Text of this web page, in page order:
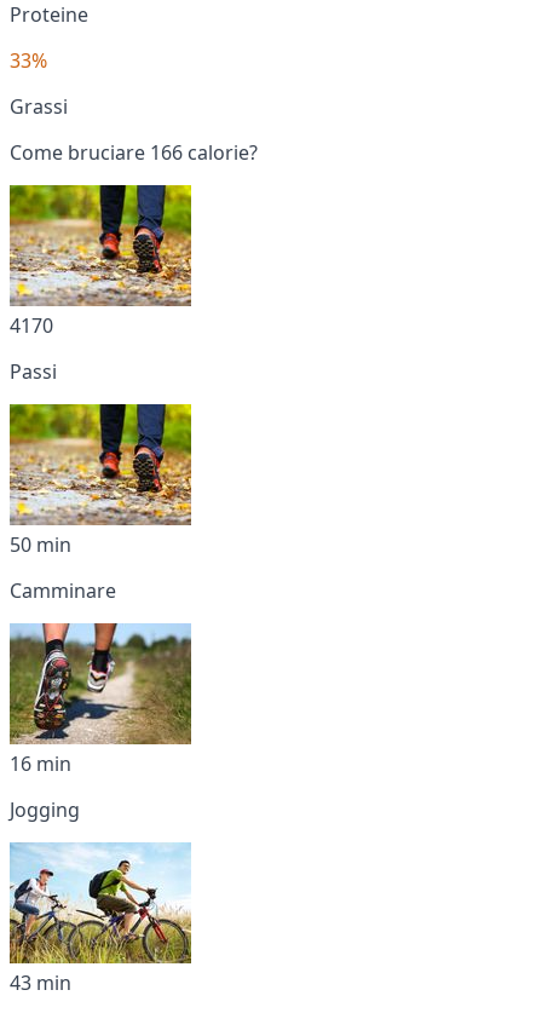
Proteine
33%
Grassi
Come bruciare 166 calorie?
4170
Passi
50 min
Camminare
16 min
Jogging
43 min